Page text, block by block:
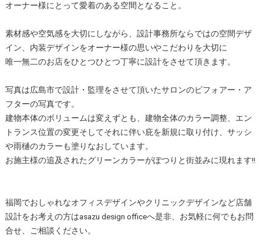
オーナー様にとって愛着のある空間となること。
素材感や空気感を大切にしながら、設計事務所ならではの空間デザ
イン、内装デザインをオーナー様の思いやこだわりを大切に
唯一無二のお店をひとつひとつ丁寧に設計をさせて頂きます。
写真は広島市で設計・監理をさせて頂いたサロンのビフォアー・ア
フターの写真です。
建物本体のボリュームは変えずとも、建物全体のカラー調整、エン
トランス位置の変更そしてそれに伴い庇を新規に取り付け、サッシ
や雨樋のカラーも塗りなおしています。
お施主様の追及されたグリーンカラーがぽつりと街並みに現れます!!
福岡でおしゃれなオフィスデザインやクリニックデザインなど店舗
設計をお考えの方はasazu design officeへ是非、お気軽に何でもお問
合せ、ご相談ください。